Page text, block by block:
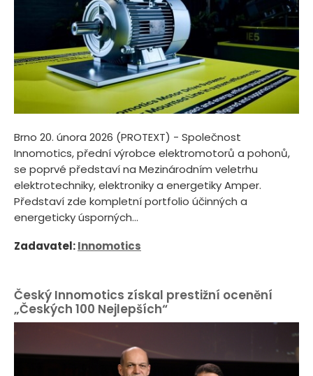
Brno 20. února 2026 (PROTEXT) - Společnost
Innomotics, přední výrobce elektromotorů a pohonů,
se poprvé představí na Mezinárodním veletrhu
elektrotechniky, elektroniky a energetiky Amper.
Představí zde kompletní portfolio účinných a
energeticky úsporných...
Zadavatel:Innomotics
Český Innomotics získal prestižní ocenění
„Českých 100 Nejlepších“